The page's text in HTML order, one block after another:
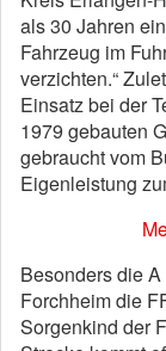
als 30 Jahren
Fahrzeug im
verzichten.“
Einsatz bei der
1979 gebauten
gebraucht vom
Eigenleistung
Besonders die
Forchheim die
Sorgenkind der